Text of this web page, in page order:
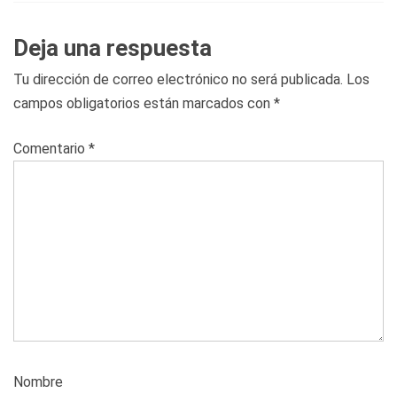
Deja una respuesta
Tu dirección de correo electrónico no será publicada. Los
campos obligatorios están marcados con *
Comentario *
Nombre